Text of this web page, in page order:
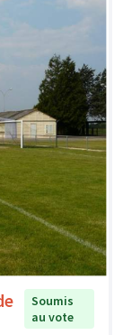
Soumis
au vote